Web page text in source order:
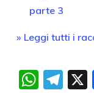
parte 3
» Leggi tutti i